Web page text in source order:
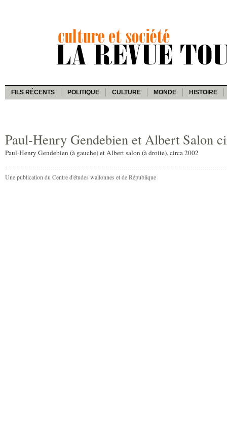
FILS RÉCENTS POLITIQUE CULTURE MONDE HISTOIRE
Paul-Henry Gendebien et Albert Salon
Paul-Henry Gendebien (à gauche) et Albert salon (à droite), circa 2002
Une publication du Centre d'études wallonnes et de République